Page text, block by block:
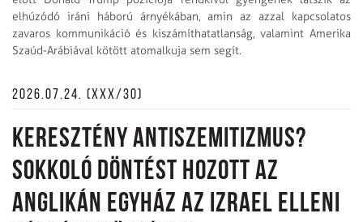
elhúzódó iráni háború árnyékában, amin az azzal kapcsolatos
zavaros kommunikáció és kiszámíthatatlanság, valamint Amerika
Szaúd-Arábiával kötött atomalkuja sem segít.
2026.07.24. (XXX/30)
KERESZTÉNY ANTISZEMITIZMUS?
SOKKOLÓ DÖNTÉST HOZOTT AZ
ANGLIKÁN EGYHÁZ AZ IZRAEL ELLENI